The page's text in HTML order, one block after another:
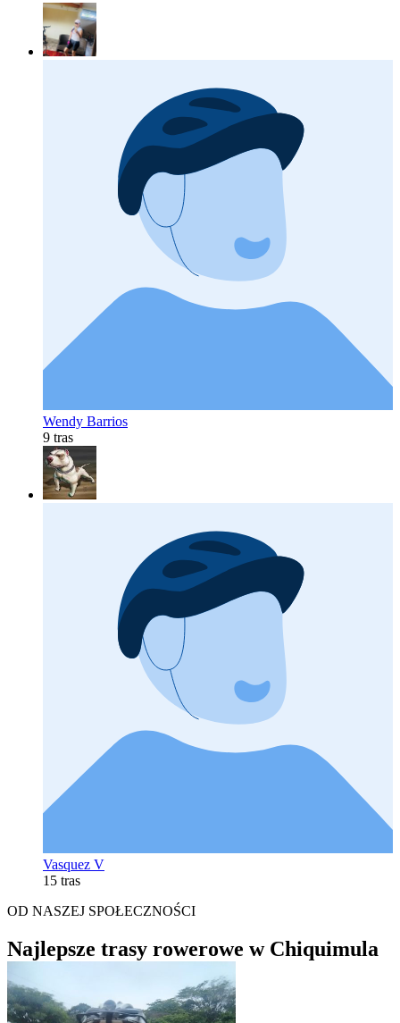
Wendy Barrios
9 tras
Vasquez V
15 tras
OD NASZEJ SPOŁECZNOŚCI
Najlepsze trasy rowerowe w Chiquimula